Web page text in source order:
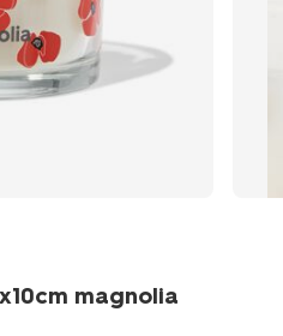
magnolia